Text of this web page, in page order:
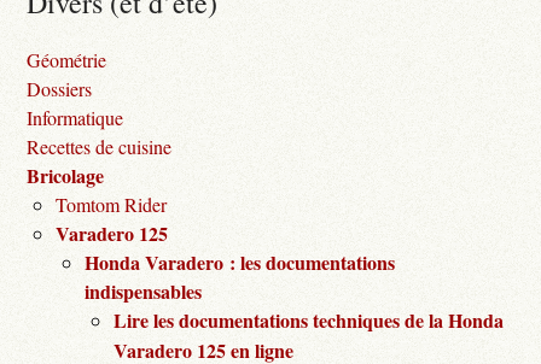
Géométrie
Dossiers
Informatique
Recettes de cuisine
Bricolage
Tomtom Rider
Varadero 125
Honda Varadero : les documentations
indispensables
Lire les documentations techniques de la Honda
Varadero 125 en ligne